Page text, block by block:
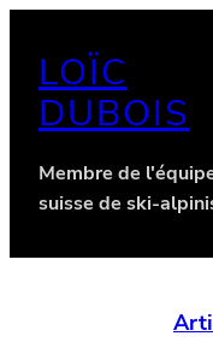
contenu
LOÏC
DUBOIS
Membre de
suisse de ski-